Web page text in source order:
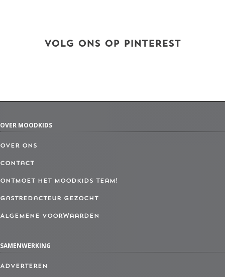
VOLG ONS OP PINTEREST
OVER MOODKIDS
Over ons
Contact
Ontmoet het MoodKids Team!
Gastredacteur gezocht
Algemene Voorwaarden
SAMENWERKING
Adverteren